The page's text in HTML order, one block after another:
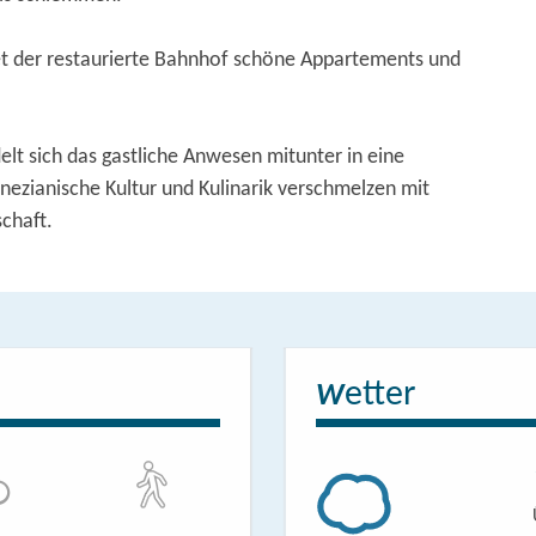
der restaurierte Bahnhof schöne Appartements und
sich das gastliche Anwesen mitunter in eine
Kultur und Kulinarik verschmelzen mit
Wetter